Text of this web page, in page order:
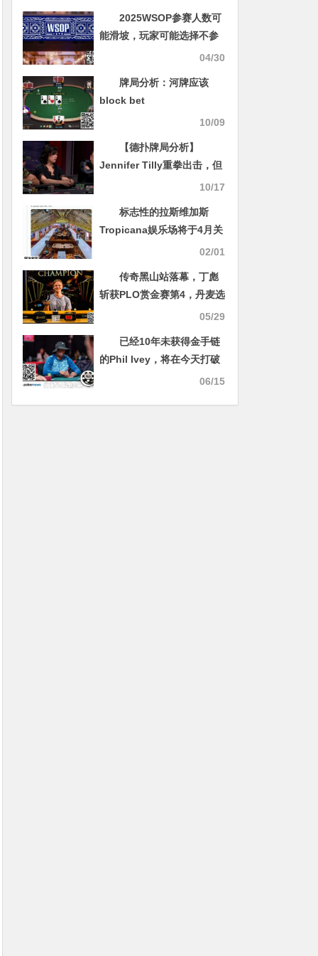
2025WSOP参赛人数可
能滑坡，玩家可能选择不参
04/30
牌局分析：河牌应该
block bet
10/09
【德扑牌局分析】
Jennifer Tilly重拳出击，但
10/17
标志性的拉斯维加斯
Tropicana娱乐场将于4月关
闭，为奥克兰运动家队的搬
02/01
传奇黑山站落幕，丁彪
斩获PLO赏金赛第4，丹麦选
05/29
已经10年未获得金手链
的Phil Ivey，将在今天打破
06/15